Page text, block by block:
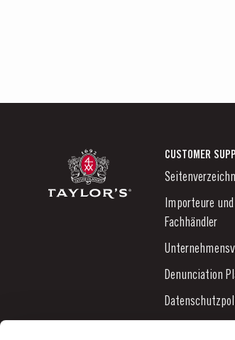
CUSTOMER
Importeure
Fachhändler
Denunciation